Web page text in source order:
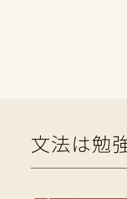
文法は勉